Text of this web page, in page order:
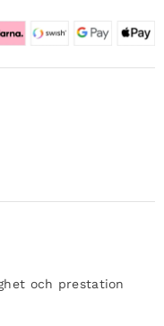
och prestation